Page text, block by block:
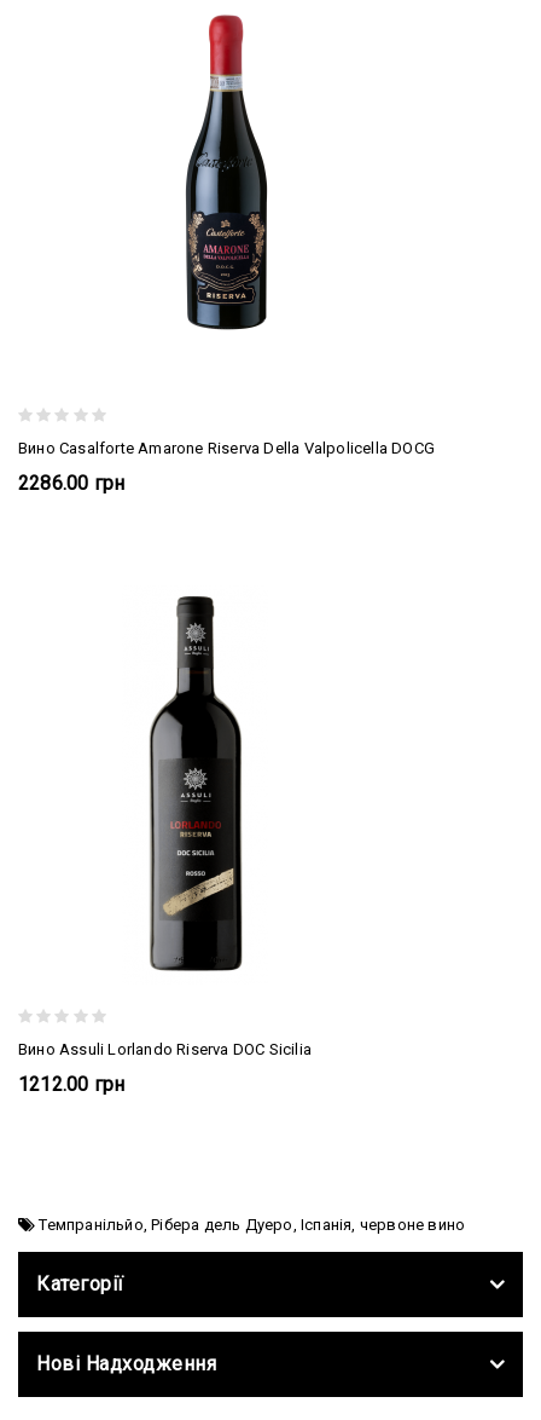
Вино Casalforte Amarone Riserva Della Valpolicella DOCG
2286.00 грн
Вино Assuli Lorlando Riserva DOC Sicilia
1212.00 грн
Темпранільйо ,Рібера дель Дуеро ,Іспанія червоне вино
Категорії
Нові Надходження